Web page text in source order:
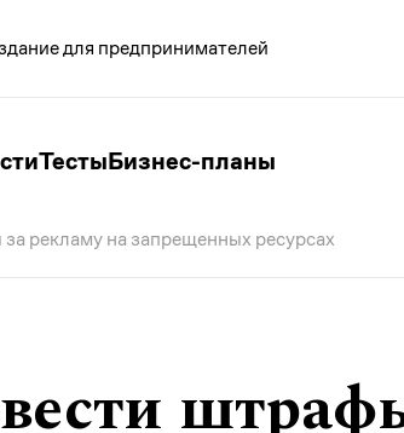
для предпринимателей
ТестыБизнес-планы
рекламу на запрещенных ресурсах